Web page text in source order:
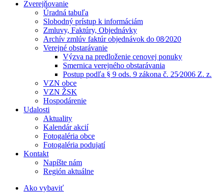
Zverejňovanie
Úradná tabuľa
Slobodný prístup k informáciám
Zmluvy, Faktúry, Objednávky
Archív zmlúv faktúr objednávok do 08⁄2020
Verejné obstarávanie
Výzva na predloženie cenovej ponuky
Smernica verejného obstarávania
Postup podľa § 9 ods. 9 zákona č. 25⁄2006 Z. z.
VZN obce
VZN ŽSK
Hospodárenie
Udalosti
Aktuality
Kalendár akcií
Fotogaléria obce
Fotogaléria podujatí
Kontakt
Napíšte nám
Región aktuálne
Ako vybaviť